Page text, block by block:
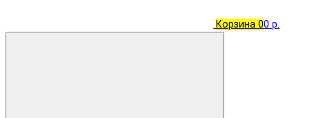
Корзина 00 р.